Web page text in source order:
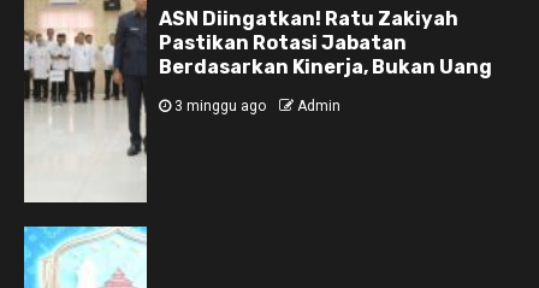
ASN Diingatkan! Ratu Zakiyah
Pastikan Rotasi Jabatan
Berdasarkan Kinerja, Bukan Uang
3 minggu ago Admin